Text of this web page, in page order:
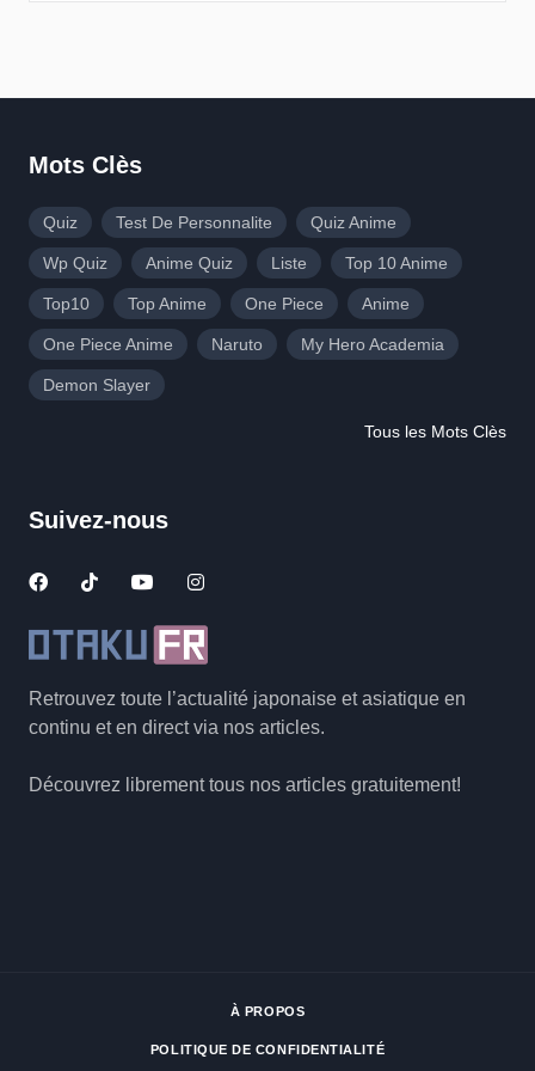
Retrouvez toute l’actualité japonaise et asiatique en
continu et en direct via nos articles.
Découvrez librement tous nos articles gratuitement!
Mots Clès
Quiz Test De Personnalite Quiz Anime
Wp Quiz Anime Quiz Liste Top 10 Anime
Top10 Top Anime One Piece Anime
One Piece Anime Naruto My Hero Academia
Demon Slayer
Tous les Mots Clès
Suivez-nous
À PROPOS
POLITIQUE DE CONFIDENTIALITÉ